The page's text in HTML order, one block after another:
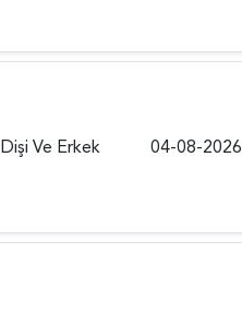
Dişi Ve Erkek 04-08-2026